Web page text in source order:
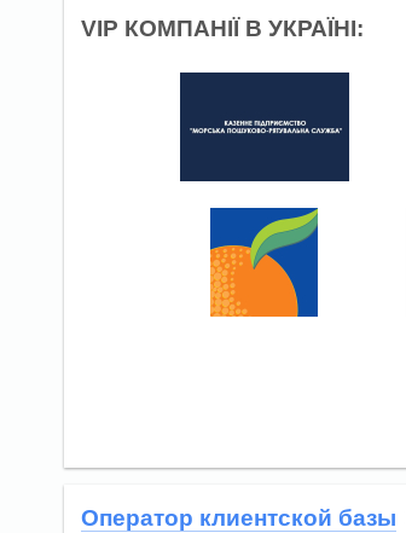
VIP КОМПАНІЇ В УКРАЇНІ:
Оператор клиентской базы